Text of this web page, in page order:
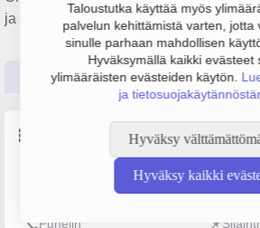
Taloustutka käyttää myös
palvelun kehittämistä varten, jotta
sinulle parhaan mahdollisen
Hyväksymällä kaikki evästeet
ylimääräisten evästeiden käytön.
ja
Hyväksy
Hyväksy kaikki
ja sijainti Joensuu. Yrityksen yhtiömuoto
Perustiedot Tilinpäätösluvut
5–9
Puhelin Sijainti